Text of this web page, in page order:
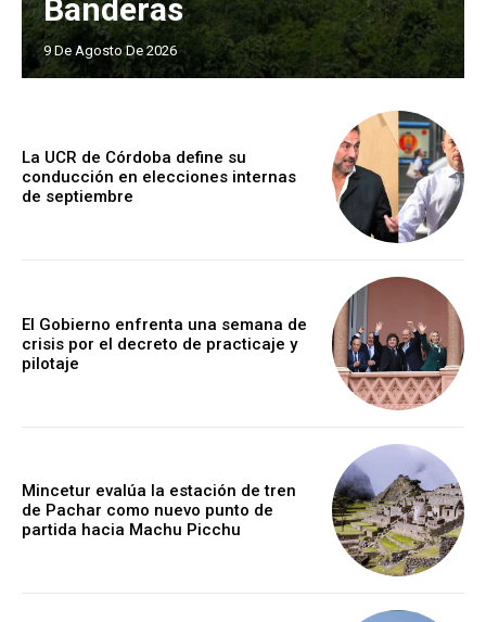
Banderas
9 De Agosto De 2026
La UCR de Córdoba define su
conducción en elecciones internas
de septiembre
El Gobierno enfrenta una semana de
crisis por el decreto de practicaje y
pilotaje
Mincetur evalúa la estación de tren
de Pachar como nuevo punto de
partida hacia Machu Picchu